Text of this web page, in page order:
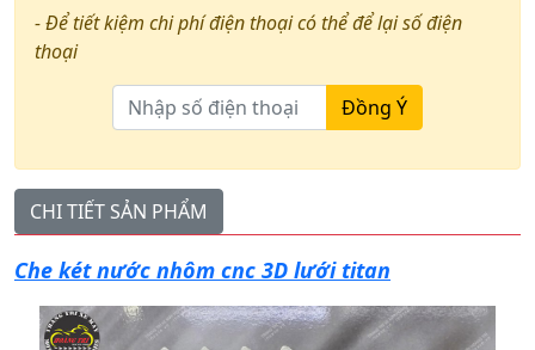
- Để tiết kiệm chi phí điện thoại có thể để lại số điện
thoại
Đồng Ý
CHI TIẾT SẢN PHẨM
Che két nước nhôm cnc 3D lưới titan